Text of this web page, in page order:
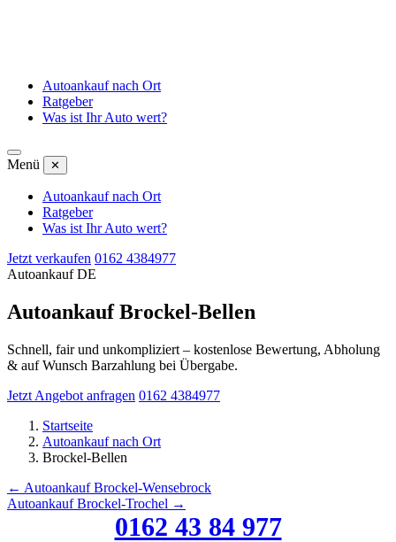
Autoankauf nach Ort
Ratgeber
Was ist Ihr Auto wert?
Menü ✕
Autoankauf nach Ort
Ratgeber
Was ist Ihr Auto wert?
Jetzt verkaufen 0162 4384977
Autoankauf DE
Autoankauf Brockel-Bellen
Schnell, fair und unkompliziert – kostenlose Bewertung, Abholung
& auf Wunsch Barzahlung bei Übergabe.
Jetzt Angebot anfragen 0162 4384977
Startseite
Autoankauf nach Ort
Brockel-Bellen
← Autoankauf Brockel-Wensebrock
Autoankauf Brockel-Trochel →
0162 43 84 977